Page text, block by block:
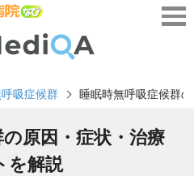
吸症候群 睡眠時無呼吸症候群
原因・症状・治療
を解説